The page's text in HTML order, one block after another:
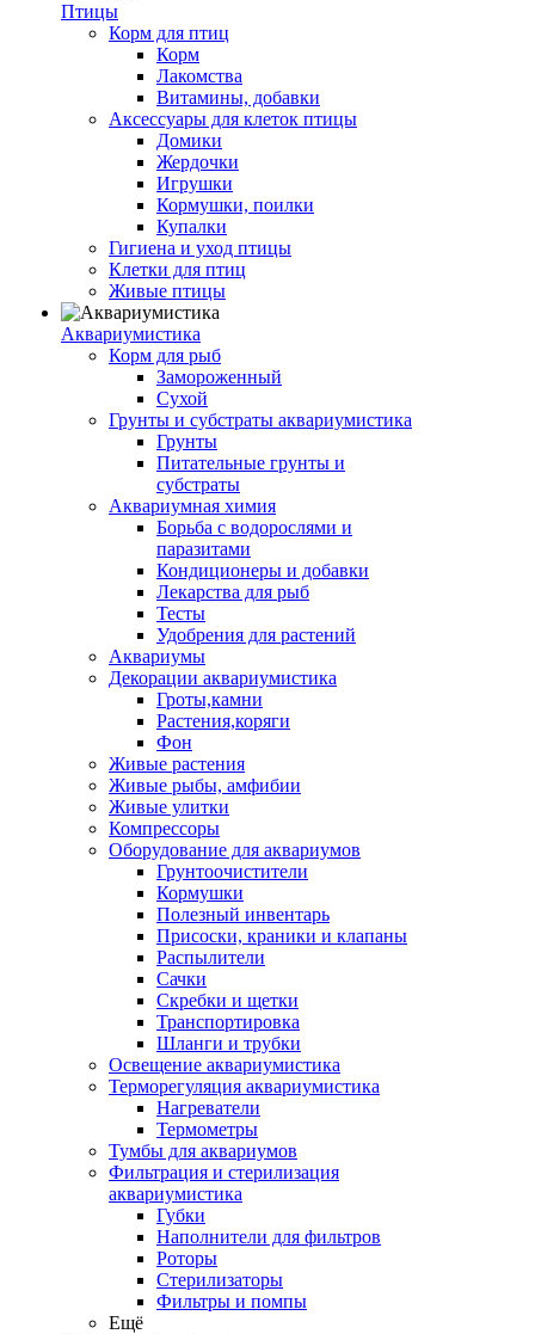
Птицы
Корм для птиц
Корм
Лакомства
Витамины, добавки
Аксессуары для клеток птицы
Домики
Жердочки
Игрушки
Кормушки, поилки
Купалки
Гигиена и уход птицы
Клетки для птиц
Живые птицы
Аквариумистика
Корм для рыб
Замороженный
Сухой
Грунты и субстраты аквариумистика
Грунты
Питательные грунты и
субстраты
Аквариумная химия
Борьба с водорослями и
паразитами
Кондиционеры и добавки
Лекарства для рыб
Тесты
Удобрения для растений
Аквариумы
Декорации аквариумистика
Гроты,камни
Растения,коряги
Фон
Живые растения
Живые рыбы, амфибии
Живые улитки
Компрессоры
Оборудование для аквариумов
Грунтоочистители
Кормушки
Полезный инвентарь
Присоски, краники и клапаны
Распылители
Сачки
Скребки и щетки
Транспортировка
Шланги и трубки
Освещение аквариумистика
Терморегуляция аквариумистика
Нагреватели
Термометры
Тумбы для аквариумов
Фильтрация и стерилизация
аквариумистика
Губки
Наполнители для фильтров
Роторы
Стерилизаторы
Фильтры и помпы
Ещё